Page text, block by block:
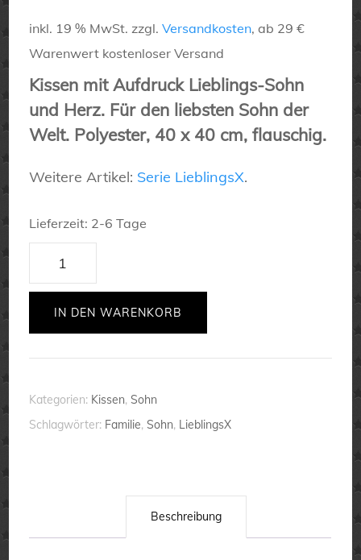
Preis
war:
28,50 €
Preis
ist:
19,90 €.
inkl. 19 % MwSt. zzgl.Versandkosten, ab 29 €
Warenwert kostenloser Versand
Kissen mit Aufdruck Lieblings-Sohn
und Herz. Für den liebsten Sohn der
Welt. Polyester, 40 x 40 cm, flauschig.
Weitere Artikel: Serie LieblingsX.
Lieferzeit: 2-6 Tage
Sohn
-
-
Wohlfühlen
IN DEN WARENKORB
Kategorien: Kissen,Sohn
Schlagwörter: Familie,Sohn, LieblingsX
Beschreibung